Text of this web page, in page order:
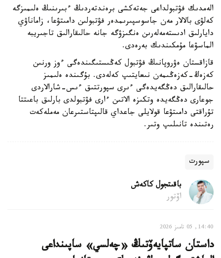
الەمدىك فۋتبولداعى جەتەكشى برەندتەردىڭ ءبىرىنىڭ ەلىمىزگە
كەلۋى بالالار مەن جاسوسپىرىمدەر فۋتبولىن دامىتۋعا، زاماناۋي
دايارلىق ادىستەمەلەرىن ەنگىزۋگە جانە حالىقارالىق تاجىريبە
الماسۋعا مۇمكىندىك بەرەدى.
قازاقستان ەۋروپانىڭ فۋتبول كەڭىستىگىندەگى ءوز ورنىن
كەزەڭ-كەزەڭىمەن نىعايتىپ كەلەدى. بۇگىندە ەلىمىز
حالىقارالىق دەڭگەيدەگى ءىرى سپورتتىق ءىس-شارالاردى
جوعارى دەڭگەيدە وتكىزە الاتىن ءارى فۋتبولدى بارلىق باعىتتا
تۇراقتى دامىتۋعا قولايلى جاعداي قالىپتاستىرعان مەملەكەت
رەتىندە تانىلىپ وتىر.
سپورت
باقىتجول كاكەش
اۆتور
14:40, 05 تامىز 2026
داستان ساتپايەۆتىڭ «چەلسي» ساپىنداعى